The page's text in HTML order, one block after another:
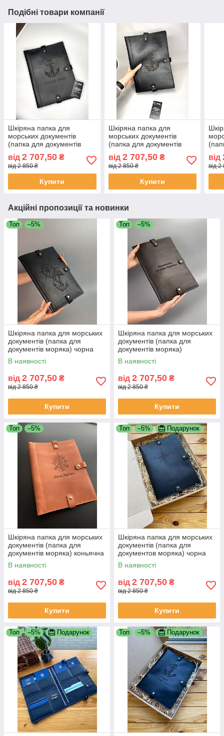
Подібні товари компанії
Шкіряна папка для
морських документів
(папка для документів
від 2 707,50 ₴
від 2 850 ₴
Купити
Шкіряна папка для
морських документів
(папка для документів
від 2 707,50₴
від 2 850 ₴
Купити
від
від
Акційні пропозиції та новинки
Топ –5%
Шкіряна папка для морських
документів (папка для
документів моряка) чорна
В наявності
від 2 707,50 ₴
від 2 850 ₴
Купити
Топ –5%
Шкіряна папка для морських
документів (папка для
документів моряка)
коричнева
В наявності
від 2 707,50 ₴
від 2 850 ₴
Купити
Топ –5%
Шкіряна папка для морських
документів (папка для
документів моряка) коньячна
В наявності
від 2 707,50 ₴
від 2 850 ₴
Купити
Топ –5% Подарунок
Шкіряна папка для морських
документів (папка для
документов моряка) чорна
В наявності
від 2 707,50 ₴
від 2 850 ₴
Купити
Топ –5% Подарунок Топ –5% Подарунок